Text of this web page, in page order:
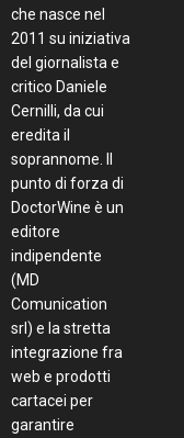
che nasce nel
2011 su iniziativa
del giornalista e
critico Daniele
Cernilli, da cui
eredita il
soprannome. Il
punto di forza di
DoctorWine è un
editore
indipendente
(MD
Comunication
srl) e la stretta
integrazione fra
web e prodotti
cartacei per
garantire